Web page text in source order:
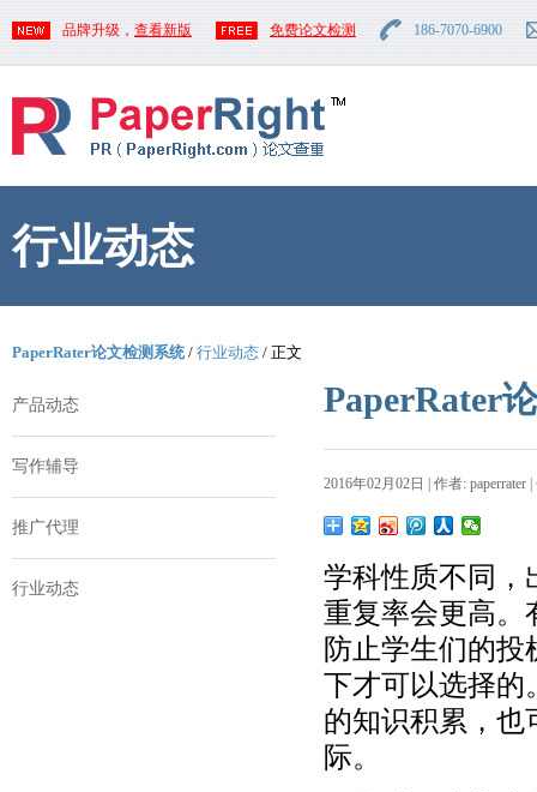
品牌升级， 查看新版 免费论文检测 186-7070-6900
行业动态
PaperRater论文检测系统/ 行业动态 / 正文
产品动态
写作辅导
推广代理
行业动态
PaperRater
2016年02月02日 | 作者: paperrater
学科性质不同，
重复率会更高。
防止学生们的
下才可以选择的
的知识积累，也
际。